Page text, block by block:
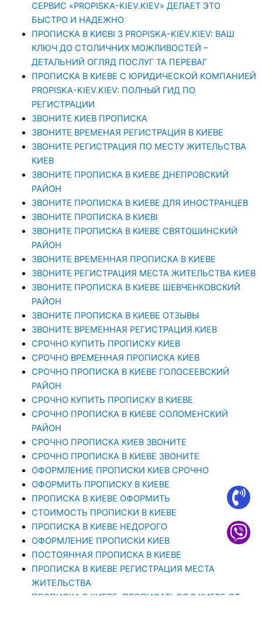
СЕРВИС «PROPISKA-KIEV.KIEV» ДЕЛАЕТ ЭТО
БЫСТРО И НАДЕЖНО
ПРОПИСКА В КИЄВІ З PROPISKA-KIEV.KIEV: ВАШ
КЛЮЧ ДО СТОЛИЧНИХ МОЖЛИВОСТЕЙ –
ДЕТАЛЬНИЙ ОГЛЯД ПОСЛУГ ТА ПЕРЕВАГ
ПРОПИСКА В КИЕВЕ С ЮРИДИЧЕСКОЙ КОМПАНИЕЙ
PROPISKA-KIEV.KIEV: ПОЛНЫЙ ГИД ПО
РЕГИСТРАЦИИ
ЗВОНИТЕ КИЕВ ПРОПИСКА
ЗВОНИТЕ ВРЕМЕНАЯ РЕГИСТРАЦИЯ В КИЕВЕ
ЗВОНИТЕ РЕГИСТРАЦИЯ ПО МЕСТУ ЖИТЕЛЬСТВА
КИЕВ
ЗВОНИТЕ ПРОПИСКА В КИЕВЕ ДНЕПРОВСКИЙ
РАЙОН
ЗВОНИТЕ ПРОПИСКА В КИЕВЕ ДЛЯ ИНОСТРАНЦЕВ
ЗВОНИТЕ ПРОПИСКА В КИЄВІ
ЗВОНИТЕ ПРОПИСКА В КИЕВЕ СВЯТОШИНСКИЙ
РАЙОН
ЗВОНИТЕ ВРЕМЕННАЯ ПРОПИСКА В КИЕВЕ
ЗВОНИТЕ РЕГИСТРАЦИЯ МЕСТА ЖИТЕЛЬСТВА КИЕВ
ЗВОНИТЕ ПРОПИСКА В КИЕВЕ ШЕВЧЕНКОВСКИЙ
РАЙОН
ЗВОНИТЕ ПРОПИСКА В КИЕВЕ ОТЗЫВЫ
ЗВОНИТЕ ВРЕМЕННАЯ РЕГИСТРАЦИЯ КИЕВ
СРОЧНО КУПИТЬ ПРОПИСКУ КИЕВ
СРОЧНО ВРЕМЕННАЯ ПРОПИСКА КИЕВ
СРОЧНО ПРОПИСКА В КИЕВЕ ГОЛОСЕЕВСКИЙ
РАЙОН
СРОЧНО КУПИТЬ ПРОПИСКУ В КИЕВЕ
CРОЧНО ПРОПИСКА В КИЕВЕ СОЛОМЕНСКИЙ
РАЙОН
СРОЧНО ПРОПИСКА КИЕВ ЗВОНИТЕ
СРОЧНО ПРОПИСКА В КИЕВЕ ЗВОНИТЕ
ОФОРМЛЕНИЕ ПРОПИСКИ КИЕВ СРОЧНО
ОФОРМИТЬ ПРОПИСКУ В КИЕВЕ
ПРОПИСКА В КИЕВЕ ОФОРМИТЬ
СТОИМОСТЬ ПРОПИСКИ В КИЕВЕ
ПРОПИСКА В КИЕВЕ НЕДОРОГО
ОФОРМЛЕНИЕ ПРОПИСКИ КИЕВ
ПОСТОЯННАЯ ПРОПИСКА В КИЕВЕ
ПРОПИСКА В КИЕВЕ РЕГИСТРАЦИЯ МЕСТА
ЖИТЕЛЬСТВА
ПРОПИСКА В КИЕВЕ. ПРОПИСАТЬСЯ В КИЕВЕ ОТ